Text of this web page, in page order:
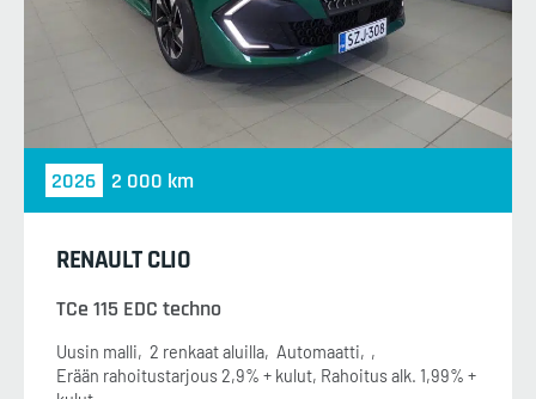
2026 2 000 km
RENAULT CLIO
TCe 115 EDC techno
Uusin malli 2 renkaat aluilla
Automaatti
Erään rahoitustarjous 2,9% + kulut, Rahoitus alk. 1,99% +